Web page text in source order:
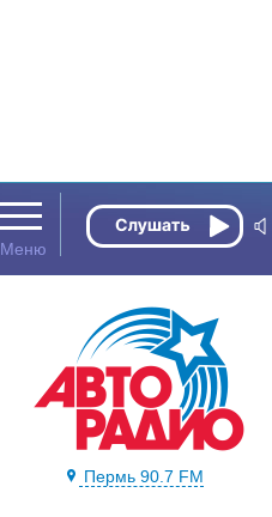
Пермь 90.7 FM